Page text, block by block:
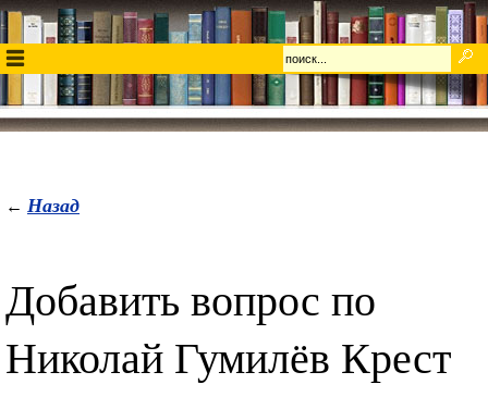
← Назад
Добавить вопрос по
Николай Гумилёв Крест